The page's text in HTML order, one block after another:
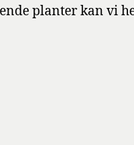
planter kan vi